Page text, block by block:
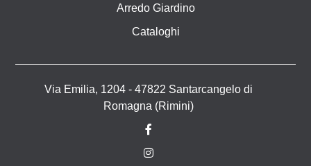
Arredo Giardino
Cataloghi
Via Emilia, 1204 - 47822 Santarcangelo di
Romagna (Rimini)